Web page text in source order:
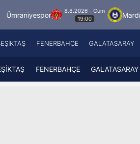
8.8.2026 - Cum
19:00
Mardin 1969 Spor
FENERBAHÇE GALATASARAY
FENERBAHÇE GALATASARAY